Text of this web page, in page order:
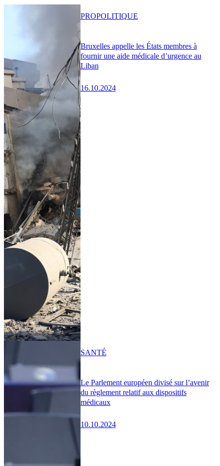
Bruxelles appelle les États membres à
fournir une aide médicale d’urgence au
Liban
16.10.2024
PROPOLITIQUE
Le Parlement européen divisé sur l’avenir
du règlement relatif aux dispositifs
médicaux
10.10.2024
SANTÉ